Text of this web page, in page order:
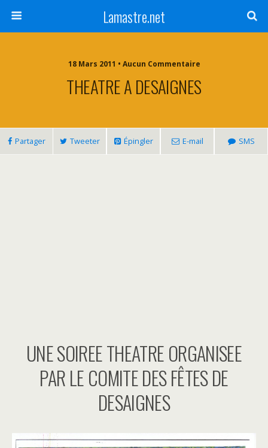
Lamastre.net
18 Mars 2011 • Aucun Commentaire
THEATRE A DESAIGNES
Partager Tweeter Épingler E-mail SMS
UNE SOIREE THEATRE ORGANISEE
PAR LE COMITE DES FÊTES DE
DESAIGNES